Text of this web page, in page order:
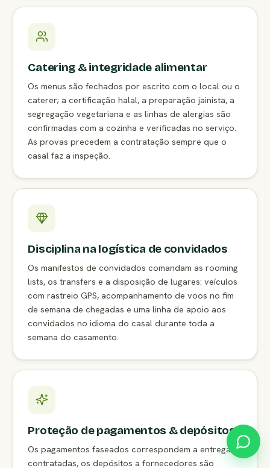
Catering & integridade alimentar
Os menus são fechados por escrito com o local ou o
caterer; a certificação halal, a preparação jainista, a
segregação vegetariana e as linhas de alergias são
confirmadas com a cozinha e verificadas no serviço.
As provas precedem a contratação sempre que o
casal faz a inspeção.
Disciplina na logística de convidados
Os manifestos de convidados comandam as rooming
lists, os transfers e a disposição de lugares: veículos
com rastreio GPS, acompanhamento de voos no fim
de semana de chegadas e uma linha de apoio aos
convidados no idioma do casal durante toda a
semana do casamento.
Proteção de pagamentos & depósitos
Os pagamentos faseados correspondem a entregas
contratadas, os depósitos a fornecedores são